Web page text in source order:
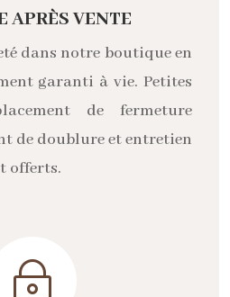
APRÈS VENTE
dans notre boutique en
garanti à vie. Petites
de fermeture
de doublure et entretien
offerts.
~